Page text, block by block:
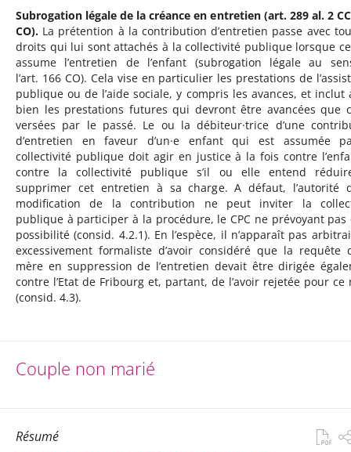
Subrogation légale de la créance en entretien (art. 289 al. 2
CO). La prétention à la contribution d’entretien passe avec
droits qui lui sont attachés à la collectivité publique lorsque
assume l’entretien de l’enfant (subrogation légale au
l’art. 166 CO). Cela vise en particulier les prestations de
publique ou de l’aide sociale, y compris les avances, et inclut
bien les prestations futures qui devront être avancées que
versées par le passé. Le ou la débiteur·trice d’une
d’entretien en faveur d’un·e enfant qui est assumée
collectivité publique doit agir en justice à la fois contre
contre la collectivité publique s’il ou elle entend
supprimer cet entretien à sa charge. A défaut, l’autorité
modification de la contribution ne peut inviter la
publique à participer à la procédure, le CPC ne prévoyant pas
possibilité (consid. 4.2.1). En l’espèce, il n’apparaît pas
excessivement formaliste d’avoir considéré que la requête
mère en suppression de l’entretien devait être dirigée
contre l’Etat de Fribourg et, partant, de l’avoir rejetée pour ce
(consid. 4.3).
Couple non marié
Résumé